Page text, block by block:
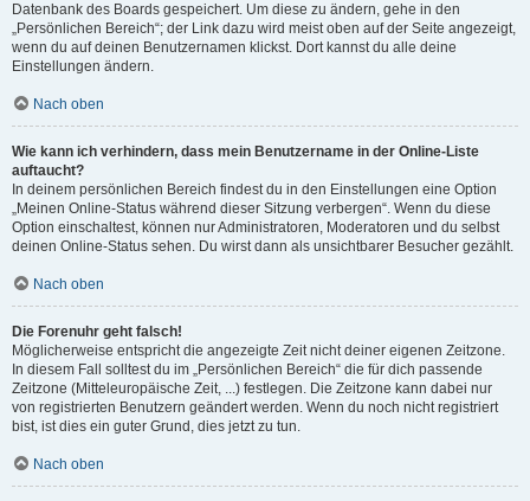
Datenbank des Boards gespeichert. Um diese zu ändern, gehe in den
„Persönlichen Bereich“; der Link dazu wird meist oben auf der Seite angezeigt,
wenn du auf deinen Benutzernamen klickst. Dort kannst du alle deine
Einstellungen ändern.
Nach oben
Wie kann ich verhindern, dass mein Benutzername in der Online-Liste
auftaucht?
In deinem persönlichen Bereich findest du in den Einstellungen eine Option
„Meinen Online-Status während dieser Sitzung verbergen“. Wenn du diese
Option einschaltest, können nur Administratoren, Moderatoren und du selbst
deinen Online-Status sehen. Du wirst dann als unsichtbarer Besucher gezählt.
Nach oben
Die Forenuhr geht falsch!
Möglicherweise entspricht die angezeigte Zeit nicht deiner eigenen Zeitzone.
In diesem Fall solltest du im „Persönlichen Bereich“ die für dich passende
Zeitzone (Mitteleuropäische Zeit, ...) festlegen. Die Zeitzone kann dabei nur
von registrierten Benutzern geändert werden. Wenn du noch nicht registriert
bist, ist dies ein guter Grund, dies jetzt zu tun.
Nach oben